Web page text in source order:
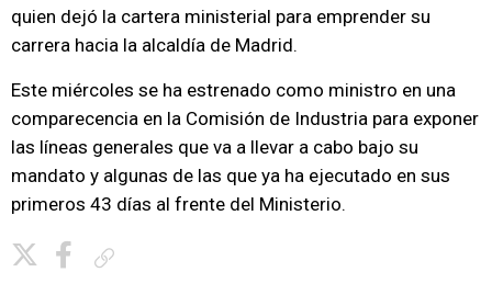
quien dejó la cartera ministerial para emprender su
carrera hacia la alcaldía de Madrid.
Este miércoles se ha estrenado como ministro en una
comparecencia en la Comisión de Industria para exponer
las líneas generales que va a llevar a cabo bajo su
mandato y algunas de las que ya ha ejecutado en sus
primeros 43 días al frente del Ministerio.